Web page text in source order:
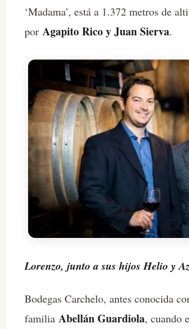
‘Madama’, está a 1.372 metros de
por Agapito Rico y Juan Sierva.
Lorenzo, junto a sus hijos Helio y
Bodegas Carchelo, antes conocida
familia Abellán Guardiola, cuando